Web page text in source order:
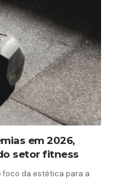
em 2026,
setor fitness
da estética para a